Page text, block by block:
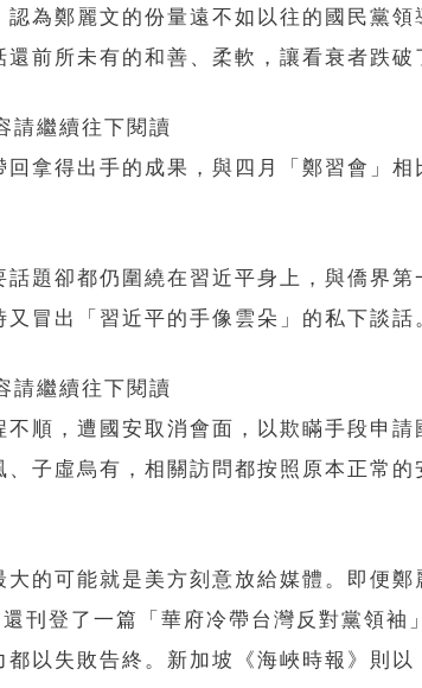
為鄭麗文的份量遠不如以往的國民黨領
前所未有的和善、柔軟，讓看衰者跌破
請繼續往下閱讀
拿得出手的成果，與四月「鄭習會」相
題卻都仍圍繞在習近平身上，與僑界第
冒出「習近平的手像雲朵」的私下談話
請繼續往下閱讀
順，遭國安取消會面，以欺瞞手段申請
子虛烏有，相關訪問都按照原本正常的
的可能就是美方刻意放給媒體。即便鄭
刊登了一篇「華府冷帶台灣反對黨領袖
以失敗告終。新加坡《海峽時報》則以